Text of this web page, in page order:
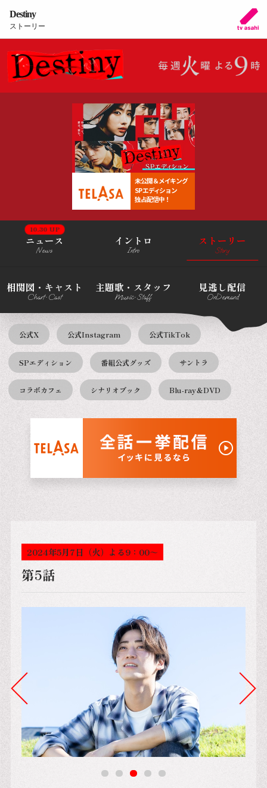
Destiny
ストーリー
未公開＆メイキング
SPエディション
独占配信中！
ニュース
News
10.30 UP
イントロ
Intro
ストーリー
Story
相関図・キャスト
Chart•Cast
主題歌・スタッフ
Music•Staff
見逃し配信
OnDemand
公式X 公式Instagram 公式TikTok
SPエディション 番組公式グッズ サントラ
コラボカフェ シナリオブック Blu-ray＆DVD
2024年5月7日（火）よる9：00～
第5話